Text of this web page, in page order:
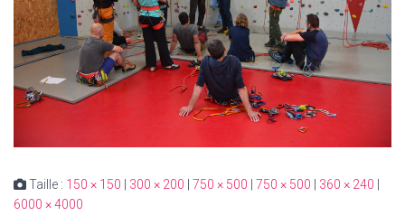
Taille : 150 × 150 300 × 200 750 × 500 750 × 500 360 × 240
6000 × 4000